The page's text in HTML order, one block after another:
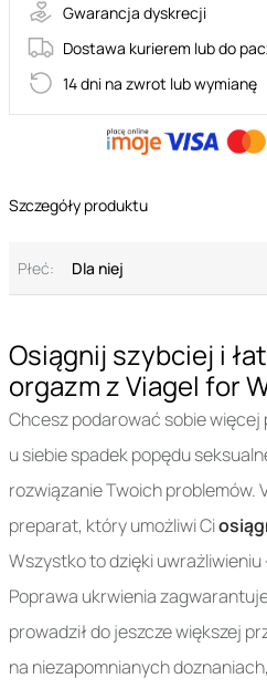
Osiągnij szybciej i
orgazm z Viagel for
Chcesz podarować sobie
u siebie spadek popędu
rozwiązanie Twoich problemów.
preparat, który umożliwi Ci
Wszystko to dzięki uwrażliwieniu
Poprawa ukrwienia
prowadził do jeszcze większej
na niezapomnianych
Gwarancja dyskrecji
Dostawa kurierem lub do
14 dni na zwrot lub wymianę
Szczegóły produktu
Płeć: Dla niej